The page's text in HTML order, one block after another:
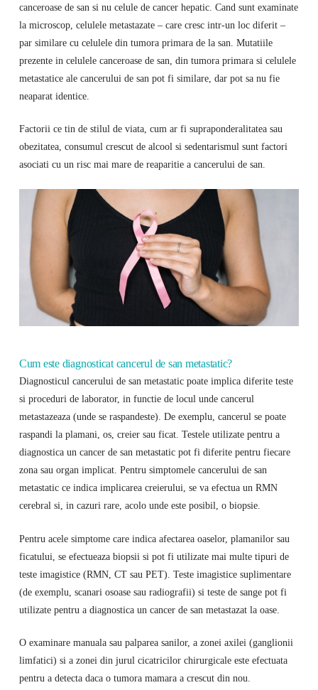
canceroase de san si nu celule de cancer hepatic. Cand sunt examinate
la microscop, celulele metastazate – care cresc intr-un loc diferit –
par similare cu celulele din tumora primara de la san. Mutatiile
prezente in celulele canceroase de san, din tumora primara si celulele
metastatice ale cancerului de san pot fi similare, dar pot sa nu fie
neaparat identice.
Factorii ce tin de stilul de viata, cum ar fi supraponderalitatea sau
obezitatea, consumul crescut de alcool si sedentarismul sunt factori
asociati cu un risc mai mare de reaparitie a cancerului de san.
Cum este diagnosticat cancerul de san metastatic?
Diagnosticul cancerului de san metastatic poate implica diferite teste
si proceduri de laborator, in functie de locul unde cancerul
metastazeaza (unde se raspandeste). De exemplu, cancerul se poate
raspandi la plamani, os, creier sau ficat. Testele utilizate pentru a
diagnostica un cancer de san metastatic pot fi diferite pentru fiecare
zona sau organ implicat. Pentru simptomele cancerului de san
metastatic ce indica implicarea creierului, se va efectua un RMN
cerebral si, in cazuri rare, acolo unde este posibil, o biopsie.
Pentru acele simptome care indica afectarea oaselor, plamanilor sau
ficatului, se efectueaza biopsii si pot fi utilizate mai multe tipuri de
teste imagistice (RMN, CT sau PET). Teste imagistice suplimentare
(de exemplu, scanari osoase sau radiografii) si teste de sange pot fi
utilizate pentru a diagnostica un cancer de san metastazat la oase.
O examinare manuala sau palparea sanilor, a zonei axilei (ganglionii
limfatici) si a zonei din jurul cicatricilor chirurgicale este efectuata
pentru a detecta daca o tumora mamara a crescut din nou.